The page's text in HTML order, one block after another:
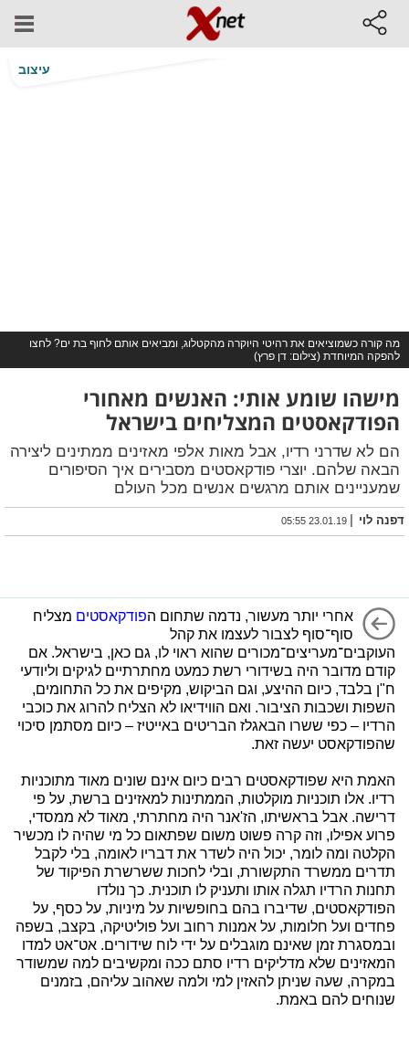
עיצוב
מה קורה כשמוציאים את רהיטי היוקרה מהקטלוג, ומביאים אותם לחוף בת ים? לחצו
להפקה המיוחדת (צילום: דן פרץ)
מישהו שומע אותי: האנשים מאחורי
הפודקאסטים המצליחים בישראל
הם לא שדרני רדיו, אבל מאות אלפי מאזינים ממתינים ליצירה
הבאה שלהם. יוצרי פודקאסטים מסבירים איך הסיפורים
שמעניינים אותם מרגשים אנשים מכל העולם
דפנה לוי |
23.01.19 05:55
אחרי יותר מעשור, נדמה שתחום הפודקאסטים מצליח
סוף־סוף לצבור לעצמו את קהל
העוקבים־מעריצים־מכורים שהוא ראוי לו, גם כאן, בישראל. אם
קודם מדובר היה בשידורי רשת כמעט מחתרתיים לגיקים וליודעי
ח"ן בלבד, כיום ההיצע, וגם הביקוש, מקיפים את כל התחומים,
השפות ושכבות הציבור. ואם הווידיאו לא הצליח להרוג את כוכבי
הרדיו – כפי ששרו הבאגלז הבריטים באייטיז – כיום מסתמן סיכוי
שהפודקאסט יעשה זאת.
האמת היא שפודקאסטים רבים כיום אינם שונים מאוד מתוכניות
רדיו. אלו תוכניות מוקלטות, הממתינות למאזינים ברשת, על פי
דרישה. אבל בראשיתו, הז'אנר היה מחתרתי, מאוד לא ממסדי,
פרוע אפילו, וזה קרה פשוט משום שפתאום כל מי שהיה לו מכשיר
הקלטה ומה לומר, יכול היה לשדר את דבריו לאומה, בלי לקבל
תדרים ממשרד התקשורת, ובלי לחכות ששרשרת הפיקוד של
תחנות הרדיו תגלה אותו ותעניק לו תוכנית. כך נולדו
הפודקאסטים, שדיברו בהם בחופשיות על מיניות, על כסף, על
פחדים ועל חלומות, על אמנות רחוב ועל פוליטיקה, בקצב, בשפה
ובמסגרת זמן שאינם מוגבלים על ידי לוח שידורים. אט־אט למדו
המאזינים שלא מדליקים רדיו סתם ככה ומקשיבים למה שמשודר
במקרה, שעה שניתן להאזין למי ולמה שאהוב עליהם, בזמנים
שנוחים להם באמת.